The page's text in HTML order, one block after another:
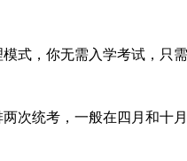
，你无需入学考试，只
统考，一般在四月和十月